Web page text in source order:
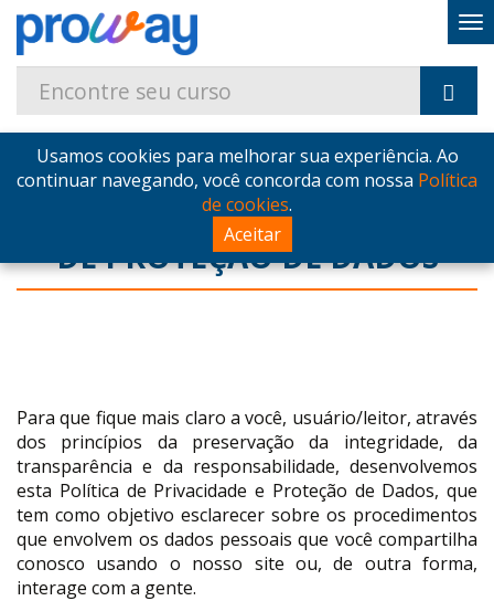
Usamos cookies para melhorar sua experiência. Ao
continuar navegando, você concorda com nossa Política
de cookies.
Aceitar
Home dpo
POLÍTICA DE PRIVACIDADE E
DE PROTEÇÃO DE DADOS
Para que fique mais claro a você, usuário/leitor, através
dos princípios da preservação da integridade, da
transparência e da responsabilidade, desenvolvemos
esta Política de Privacidade e Proteção de Dados, que
tem como objetivo esclarecer sobre os procedimentos
que envolvem os dados pessoais que você compartilha
conosco usando o nosso site ou, de outra forma,
interage com a gente.